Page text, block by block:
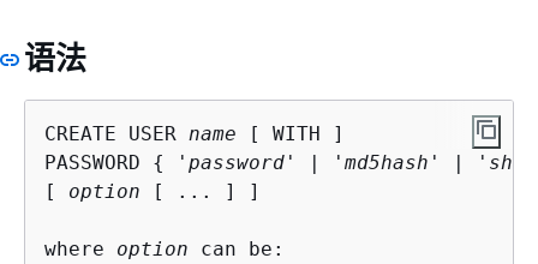
语法
CREATE USER name [ WITH ]
PASSWORD { ' password ' | ' md5hash ' | '
[ option [ ... ] ]
where option can be: